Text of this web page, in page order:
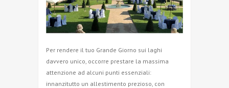
Per rendere il tuo Grande Giorno sui laghi
davvero unico, occorre prestare la massima
attenzione ad alcuni punti essenziali:
innanzitutto un allestimento prezioso, con